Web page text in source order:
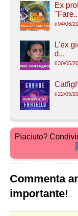
Ex
il 04/06/
L'ex
d...
il 30/05/
il 22/05/
Piaciuto?
Commenta
importante!